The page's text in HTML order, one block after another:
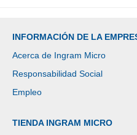
INFORMACIÓN DE LA
Acerca de Ingram Micro
Responsabilidad Social
Empleo
TIENDA INGRAM MICRO